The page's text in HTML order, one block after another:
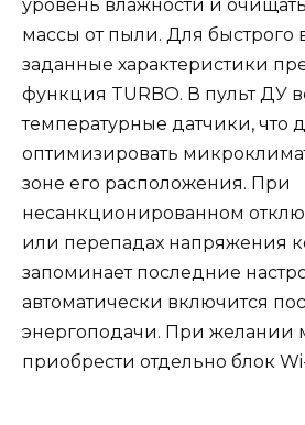
уровень влажности и
массы от пыли. Для быстрого
заданные характеристики
функция TURBO. В пульт ДУ
температурные датчики, что
оптимизировать
зоне его расположения. При
несанкционированном
или перепадах напряжения
запоминает последние
автоматически включится
энергоподачи. При желании
приобрести отдельно блок